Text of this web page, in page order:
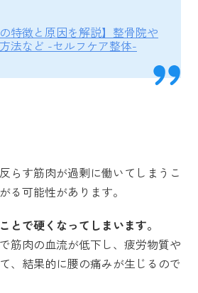
特徴と原因を解説】整骨院や
法など -セルフケア整体-
らす筋肉が過剰に働いてしまうこ
る可能性があります。
とで硬くなってしまいます。
筋肉の血流が低下し、疲労物質や
、結果的に腰の痛みが生じるので